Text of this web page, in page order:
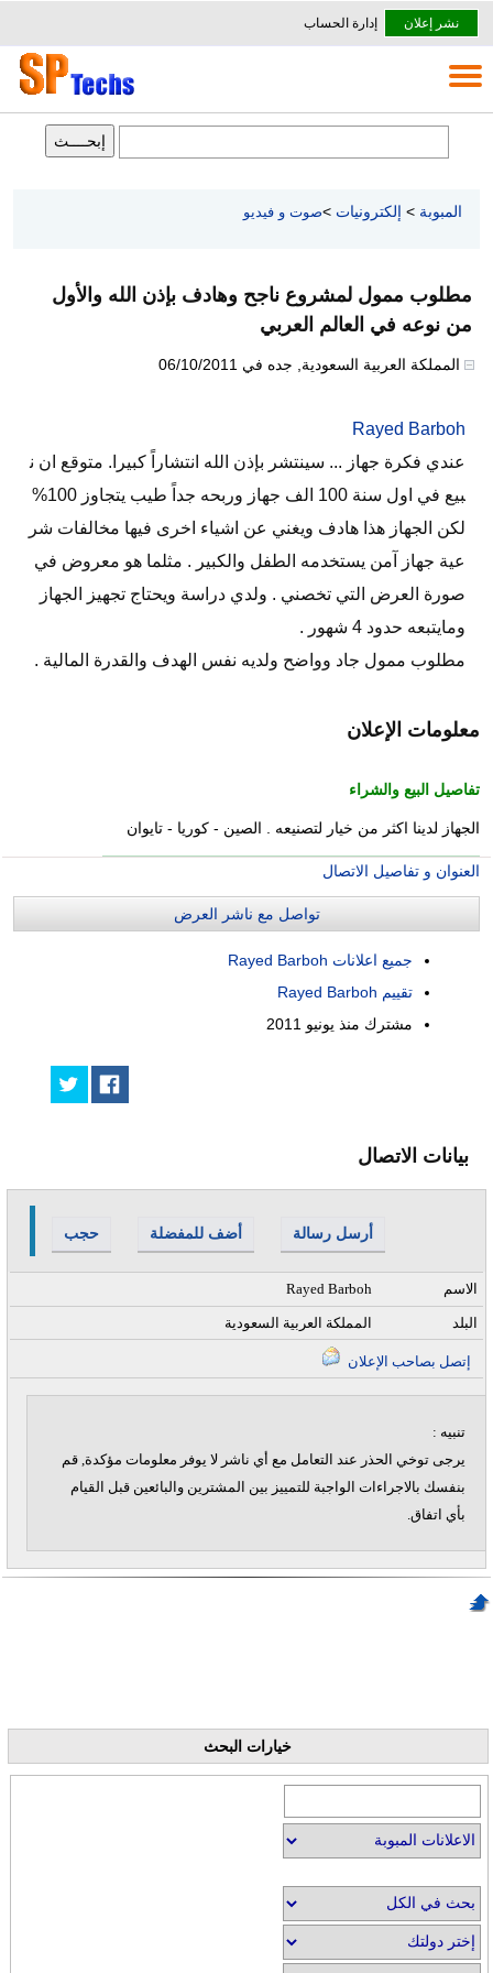
نشر إعلان إدارة الحساب
المبوبة > إلكترونيات >صوت و فيديو
مطلوب ممول لمشروع ناجح وهادف بإذن الله والأول
من نوعه في العالم العربي
المملكة العربية السعودية جده في 06/10/2011
Rayed Barboh
عندي فكرة جهاز ... سينتشر بإذن الله انتشاراً كبيرا. متوقع ان ن
بيع في اول سنة 100 الف جهاز وربحه جداً طيب يتجاوز 100%
لكن الجهاز هذا هادف ويغني عن اشياء اخرى فيها مخالفات شر
عية جهاز آمن يستخدمه الطفل والكبير . مثلما هو معروض في
صورة العرض التي تخصني . ولدي دراسة ويحتاج تجهيز الجهاز
ومايتبعه حدود 4 شهور .
مطلوب ممول جاد وواضح ولديه نفس الهدف والقدرة المالية .
معلومات الإعلان
تفاصيل البيع والشراء
الجهاز لدينا اكثر من خيار لتصنيعه . الصين - كوريا - تايوان
العنوان و تفاصيل الاتصال
تواصل مع ناشر العرض
جميع اعلانات Rayed Barboh
تقييم Rayed Barboh
مشترك منذ يونيو 2011
بيانات الاتصال
حجب أضف للمفضلة أرسل رسالة
Rayed Barboh الاسم
المملكة العربية السعودية البلد
تنبيه :
يرجى توخي الحذر عند التعامل مع أي ناشر لا يوفر معلومات مؤكدة, قم
بنفسك بالاجراءات الواجبة للتمييز بين المشترين والبائعين قبل القيام
بأي اتفاق.
خيارات البحث